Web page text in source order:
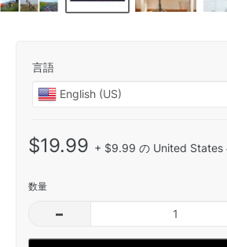
言語
$19.99 + $9.99 の United States
数量
–